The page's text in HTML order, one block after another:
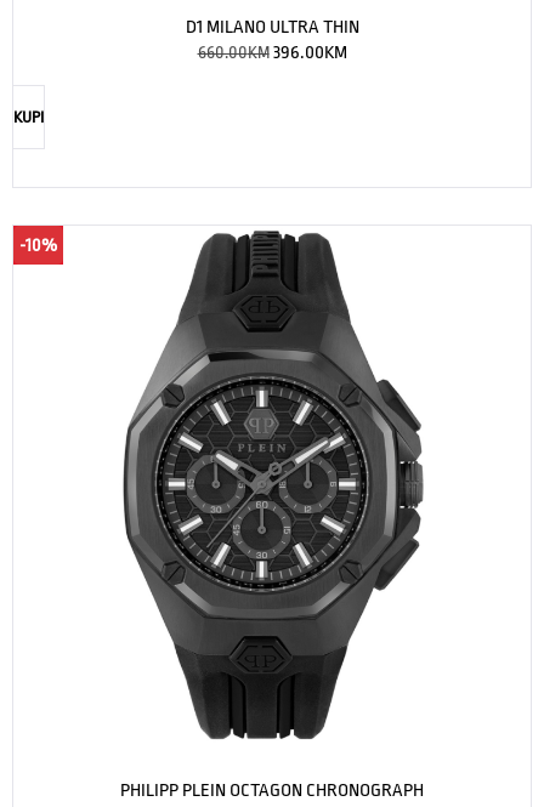
D1 MILANO ULTRA THIN
660.00KM 396.00KM
KUPI
-10%
PHILIPP PLEIN OCTAGON CHRONOGRAPH